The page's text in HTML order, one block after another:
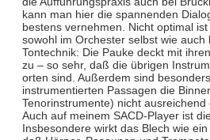
kann man hier die spannenden
bestens vernehmen. Nicht optimal
sowohl im Orchester selbst wie auch
Tontechnik: Die Pauke deckt mit
zu – so sehr, daß die übrigen
orten sind. Außerdem sind
instrumentierten Passagen die
Tenorinstrumente) nicht ausreichend
Auch auf meinem SACD-Player ist
Insbesondere wirkt das Blech wie